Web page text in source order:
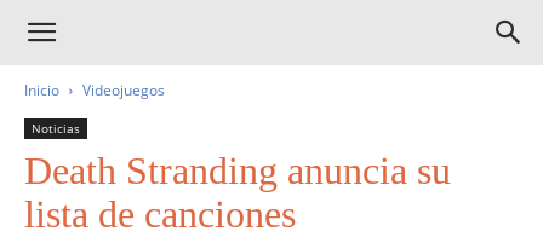
Inicio Videojuegos
Noticias
Death Stranding anuncia su
lista de canciones